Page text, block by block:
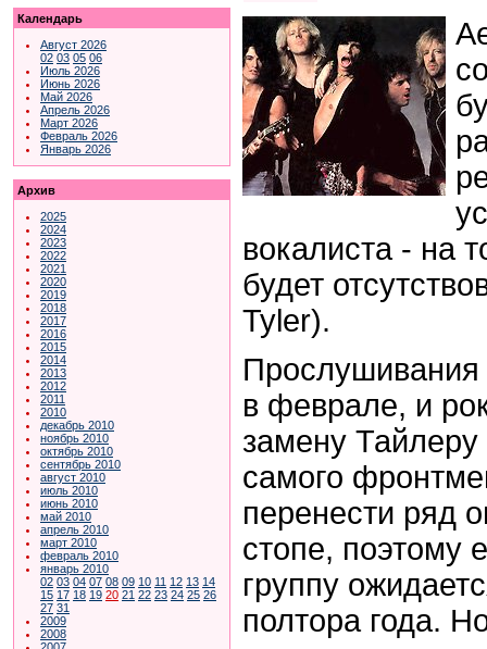
Календарь
Август 2026
02 03 05 06
Июль 2026
Июнь 2026
Май 2026
Апрель 2026
Март 2026
Февраль 2026
Январь 2026
Архив
2025
2024
2023
2022
2021
2020
2019
2018
2017
2016
2015
2014
2013
2012
2011
2010
декабрь 2010
ноябрь 2010
октябрь 2010
сентябрь 2010
август 2010
июль 2010
июнь 2010
май 2010
апрель 2010
март 2010
февраль 2010
январь 2010
02 03 04 07 08 09 10 11 12 13 14
15 17 18 19 20 21 22 23 24 25 26
27 31
2009
2008
вокалиста - на
будет
Tyler).
Прослушивания
в феврале, и
замену Тайлеру
самого
перенести ряд
стопе, поэтому
группу
полтора года.